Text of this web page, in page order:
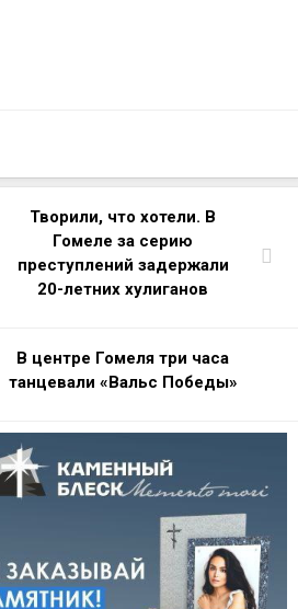
Творили, что хотели. В
Гомеле за серию
преступлений задержали
20-летних хулиганов
В центре Гомеля три часа
танцевали «Вальс Победы»